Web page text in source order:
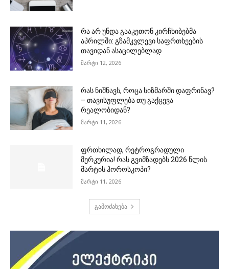
რა არ უნდა გააკეთონ კირჩხიბებმა
აპრილში: გზამკვლევი საფრთხეების
თავიდან ასაცილებლად
მარტი 12, 2026
რას ნიშნავს, როცა სიზმარში დაფრინავ?
– თავისუფლება თუ გაქცევა
რეალობიდან?
მარტი 11, 2026
ფრთხილად, რეტროგრადული
მერკურია! რას გვიმზადებს 2026 წლის
მარტის ჰოროსკოპი?
მარტი 11, 2026
გამოძახება